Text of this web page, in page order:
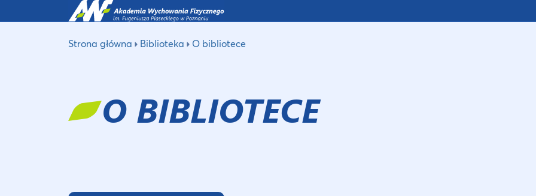
Strona główna Biblioteka O bibliotece
O BIBLIOTECE